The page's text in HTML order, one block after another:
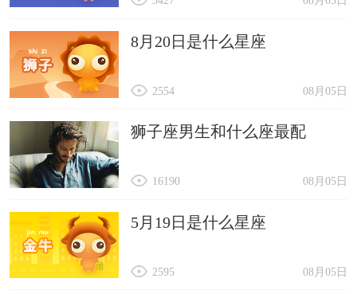
8月20日是什么星座
08月05日
2554
狮子座男生和什么座最配
08月05日
16190
5月19日是什么星座
08月05日
2595